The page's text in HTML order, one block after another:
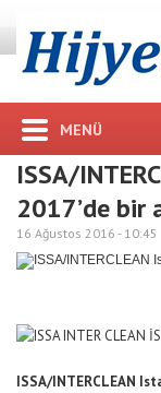
MENÜ
ISSA/
2017’de bir
16 Ağustos 2016 - 10:45
ISSA/INTERCLEAN